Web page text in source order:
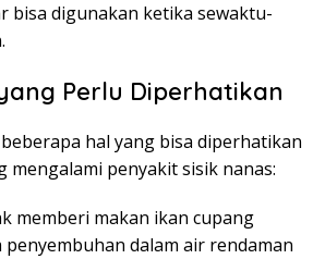
bisa digunakan ketika sewaktu-
Perlu Diperhatikan
hal yang bisa diperhatikan
mengalami penyakit sisik nanas:
memberi makan ikan cupang
penyembuhan dalam air rendaman